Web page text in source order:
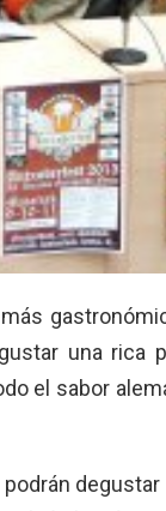
una rica
el sabor